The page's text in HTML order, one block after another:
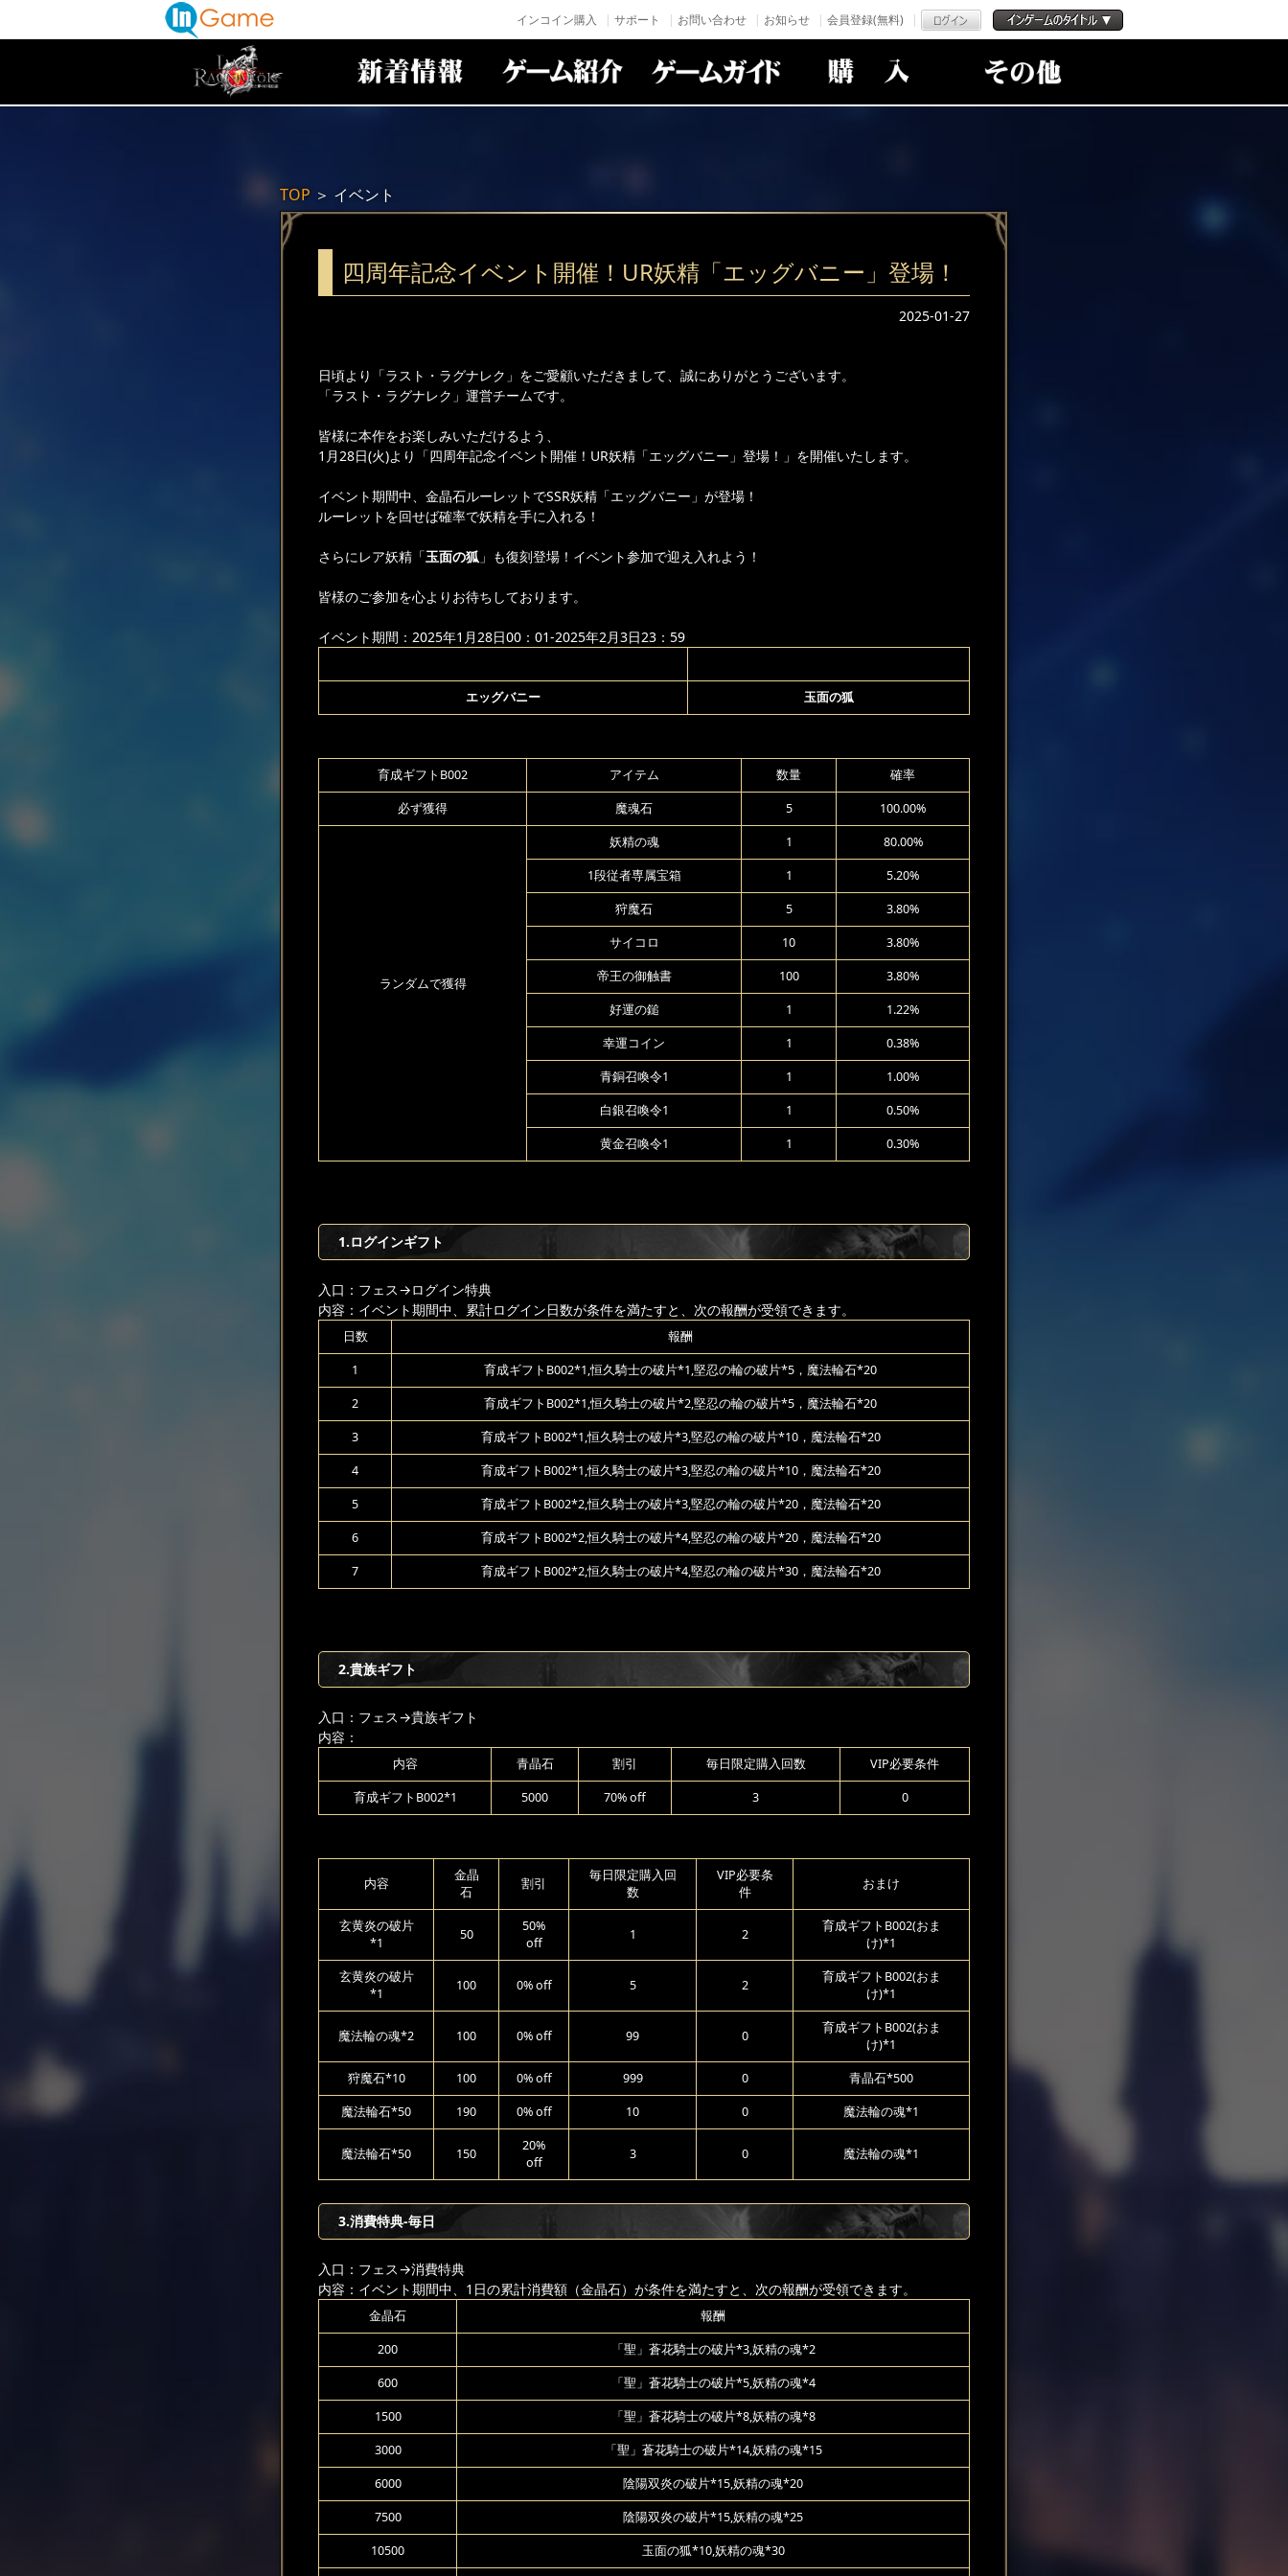
インコイン購入 サポート お問い合わせ お知らせ 会員登録(無料)
TOP ＞ イベント
四周年記念イベント開催！UR妖精「エッグバニー」登場！
2025-01-27
日頃より「ラスト・ラグナレク」をご愛顧いただきまして、誠にありがとうございます。
「ラスト・ラグナレク」運営チームです。
皆様に本作をお楽しみいただけるよう、
1月28日(火)より「四周年記念イベント開催！UR妖精「エッグバニー」登場！」を開催いたします。
イベント期間中、金晶石ルーレットでSSR妖精「エッグバニー」が登場！
ルーレットを回せば確率で妖精を手に入れる！
さらにレア妖精「玉面の狐 」も復刻登場！イベント参加で迎え入れよう！
皆様のご参加を心よりお待ちしております。
イベント期間：2025年1月28日00：01-2025年2月3日23：59
エッグバニー 玉面の狐
育成ギフトB002 アイテム 数量 確率
必ず獲得 魔魂石 5 100.00%
ランダムで獲得
妖精の魂 1 80.00%
1段従者専属宝箱 1 5.20%
狩魔石 5 3.80%
サイコロ 10 3.80%
帝王の御触書 100 3.80%
好運の鎚 1 1.22%
幸運コイン 1 0.38%
青銅召喚令1 1 1.00%
白銀召喚令1 1 0.50%
黄金召喚令1 1 0.30%
1.ログインギフト
入口：フェス→ログイン特典
内容：イベント期間中、累計ログイン日数が条件を満たすと、次の報酬が受領できます。
日数 報酬
1 育成ギフトB002*1,恒久騎士の破片*1,堅忍の輪の破片*5，魔法輪石*20
2 育成ギフトB002*1,恒久騎士の破片*2,堅忍の輪の破片*5，魔法輪石*20
3 育成ギフトB002*1,恒久騎士の破片*3,堅忍の輪の破片*10，魔法輪石*20
4 育成ギフトB002*1,恒久騎士の破片*3,堅忍の輪の破片*10，魔法輪石*20
5 育成ギフトB002*2,恒久騎士の破片*3,堅忍の輪の破片*20，魔法輪石*20
6 育成ギフトB002*2,恒久騎士の破片*4,堅忍の輪の破片*20，魔法輪石*20
7 育成ギフトB002*2,恒久騎士の破片*4,堅忍の輪の破片*30，魔法輪石*20
2.貴族ギフト
入口：フェス→貴族ギフト
内容：
内容 青晶石 割引 毎日限定購入回数 VIP必要条件
育成ギフトB002*1 5000 70% off 3 0
内容
金晶
石
割引
毎日限定購入回
数
VIP必要条
件
おまけ
玄黄炎の破片
*1
50
50%
off
1 2
育成ギフトB002(おま
け)*1
玄黄炎の破片
*1
100 0% off 5 2
育成ギフトB002(おま
け)*1
魔法輪の魂*2 100 0% off 99 0
育成ギフトB002(おま
け)*1
狩魔石*10 100 0% off 999 0 青晶石*500
魔法輪石*50 190 0% off 10 0 魔法輪の魂*1
魔法輪石*50 150
20%
off
3 0 魔法輪の魂*1
3.消費特典-毎日
入口：フェス→消費特典
内容：イベント期間中、1日の累計消費額（金晶石）が条件を満たすと、次の報酬が受領できます。
金晶石 報酬
200 「聖」蒼花騎士の破片*3,妖精の魂*2
600 「聖」蒼花騎士の破片*5,妖精の魂*4
1500 「聖」蒼花騎士の破片*8,妖精の魂*8
3000 「聖」蒼花騎士の破片*14,妖精の魂*15
6000 陰陽双炎の破片*15,妖精の魂*20
7500 陰陽双炎の破片*15,妖精の魂*25
10500 玉面の狐*10,妖精の魂*30